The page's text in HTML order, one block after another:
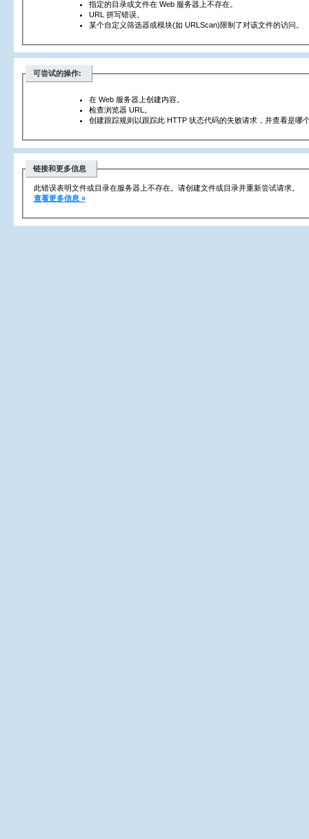
指定的目录或文件在 Web 服务器上不存在。
URL 拼写错误。
某个自定义筛选器或模块(如 URLScan)限制了对该文件的访问。
可尝试的操作:
在 Web 服务器上创建内容。
检查浏览器 URL。
创建跟踪规则以跟踪此 HTTP 状态代码的失败请求，并查看是哪
链接和更多信息
此错误表明文件或目录在服务器上不存在。请创建文件或目录并重新尝试请求。
查看更多信息 »